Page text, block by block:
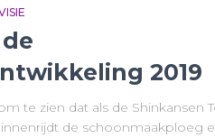
2019
te zien dat als de Shinkansen
de schoonmaakploeg